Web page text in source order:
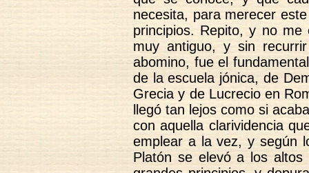
necesita, para merecer
principios. Repito, y no
muy antiguo, y sin
abomino, fue el
de la escuela jónica, de
Grecia y de Lucrecio en
llegó tan lejos como si
con aquella clarividencia
emplear a la vez, y según
Platón se elevó a los altos